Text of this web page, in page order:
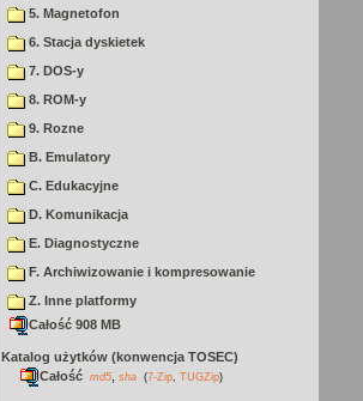
5. Magnetofon
6. Stacja dyskietek
7. DOS-y
8. ROM-y
9. Rozne
B. Emulatory
C. Edukacyjne
D. Komunikacja
E. Diagnostyczne
F. Archiwizowanie i kompresowanie
Z. Inne platformy
Całość 908 MB
Katalog użytków (konwencja TOSEC)
Całość md5 sha (7-Zip TUGZip)